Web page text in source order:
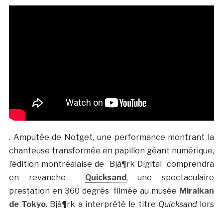
. Amputée de Notget, une performance montrant la
chanteuse transformée en papillon géant numérique,
l’édition montréalaise de
Bjà¶rk Digital comprendra
en revanche Quicksand, une spectaculaire
prestation en 360 degrés filmée au musée Miraikan
de Tokyo. Bjà¶rk a interprété le titre Quicksandlors